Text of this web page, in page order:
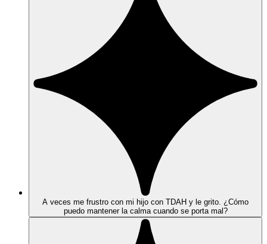
A veces me frustro con mi hijo con TDAH y le grito. ¿Cómo
puedo mantener la calma cuando se porta mal?